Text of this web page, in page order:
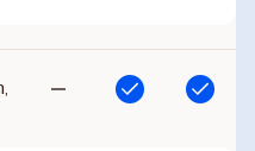
Inkludert Inkludert